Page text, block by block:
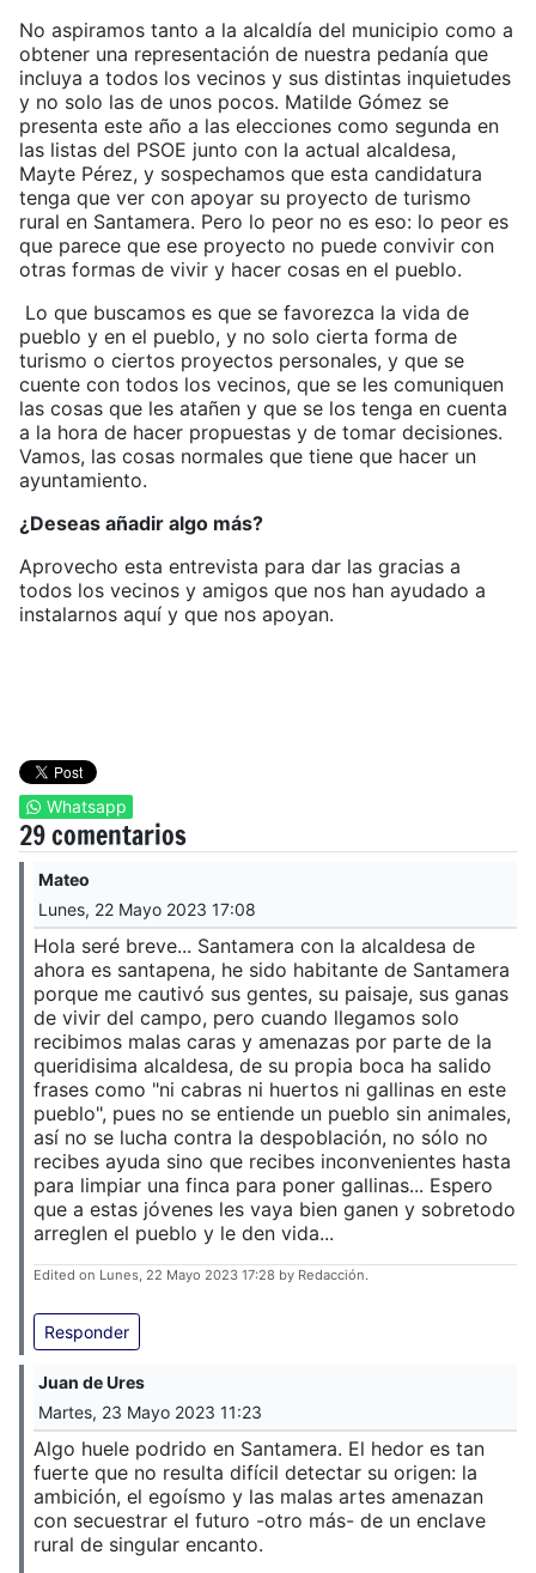
No aspiramos tanto a la alcaldía del municipio como a
obtener una representación de nuestra pedanía que
incluya a todos los vecinos y sus distintas inquietudes
y no solo las de unos pocos. Matilde Gómez se
presenta este año a las elecciones como segunda en
las listas del PSOE junto con la actual alcaldesa,
Mayte Pérez, y sospechamos que esta candidatura
tenga que ver con apoyar su proyecto de turismo
rural en Santamera. Pero lo peor no es eso: lo peor es
que parece que ese proyecto no puede convivir con
otras formas de vivir y hacer cosas en el pueblo.
Lo que buscamos es que se favorezca la vida de
pueblo y en el pueblo, y no solo cierta forma de
turismo o ciertos proyectos personales, y que se
cuente con todos los vecinos, que se les comuniquen
las cosas que les atañen y que se los tenga en cuenta
a la hora de hacer propuestas y de tomar decisiones.
Vamos, las cosas normales que tiene que hacer un
ayuntamiento.
¿Deseas añadir algo más?
Aprovecho esta entrevista para dar las gracias a
todos los vecinos y amigos que nos han ayudado a
instalarnos aquí y que nos apoyan.
Whatsapp
29 comentarios
Mateo
Lunes, 22 Mayo 2023 17:08
Hola seré breve... Santamera con la alcaldesa de
ahora es santapena, he sido habitante de Santamera
porque me cautivó sus gentes, su paisaje, sus ganas
de vivir del campo, pero cuando llegamos solo
recibimos malas caras y amenazas por parte de la
queridisima alcaldesa, de su propia boca ha salido
frases como "ni cabras ni huertos ni gallinas en este
pueblo", pues no se entiende un pueblo sin animales,
así no se lucha contra la despoblación, no sólo no
recibes ayuda sino que recibes inconvenientes hasta
para limpiar una finca para poner gallinas... Espero
que a estas jóvenes les vaya bien ganen y sobretodo
arreglen el pueblo y le den vida...
Edited on Lunes, 22 Mayo 2023 17:28 by Redacción.
Responder
Juan de Ures
Martes, 23 Mayo 2023 11:23
Algo huele podrido en Santamera. El hedor es tan
fuerte que no resulta difícil detectar su origen: la
ambición, el egoísmo y las malas artes amenazan
con secuestrar el futuro -otro más- de un enclave
rural de singular encanto.